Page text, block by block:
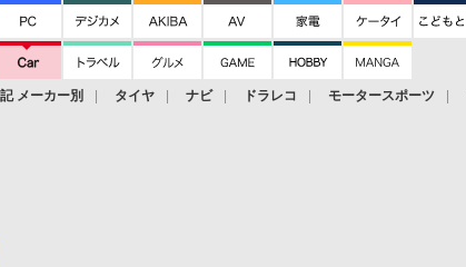
メーカー別 タイヤ ナビ ドラレコ モータースポーツ